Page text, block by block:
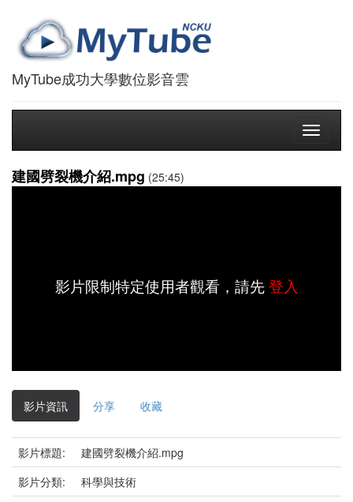
MyTube成功大學數位影音雲
Toggle
建國劈裂機介紹.mpg (25:45)
影片限制特定使用者觀看，請先登入
影片資訊 分享 收藏
影片標題:
建國劈裂機介紹.mpg
影片分類:
科學與技術